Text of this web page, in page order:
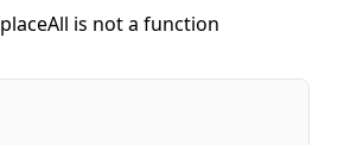
is not a function